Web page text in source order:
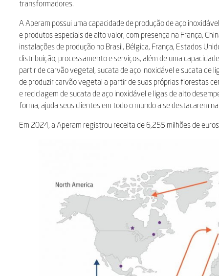
transformadores.
A Aperam possui uma capacidade de produção de aço
e produtos especiais de alto valor, com presença na França,
instalações de produção no Brasil, Bélgica, França, Estados
distribuição, processamento e serviços, além de uma
partir de carvão vegetal, sucata de aço inoxidável e sucata de
de produzir carvão vegetal a partir de suas próprias florestas
e reciclagem de sucata de aço inoxidável e ligas de alto
forma, ajuda seus clientes em todo o mundo a se destacarem
Em 2024, a Aperam registrou receita de 6,255 milhões de